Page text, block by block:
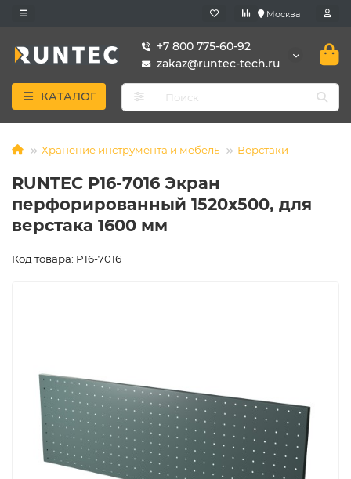
Москва
+7 800 775-60-92
zakaz@runtec-tech.ru
КАТАЛОГ
Хранение инструмента и мебель Верстаки
RUNTEC P16-7016 Экран
перфорированный 1520х500, для
верстака 1600 мм
Код товара: P16-7016